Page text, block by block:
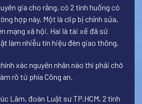
gia cho rằng, có 2 tình huống có
hợp này. Một là clip bị chỉnh sửa,
mạng xã hội. Hai là tài xế đã sử
làm nhiễu tín hiệu đèn giao thông.
xác nguyên nhân nào thì phải chờ
rõ từ phía Công an.
Lâm, đoàn Luật sư TP.HCM, 2 tình